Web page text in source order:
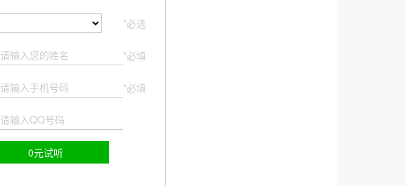
*必选
*必填
*必填
0元试听